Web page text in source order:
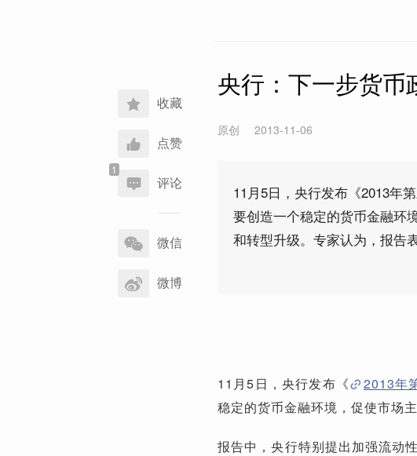
收藏
点赞
评论
享
到
微信
微博
央行：下一步货币
原创 2013-11-06
11月5日，央行发布《2013年
要创造一个稳定的货币金融环
和转型升级。专家认为，报告
11月5日，央行发布《 2013年
稳定的货币金融环境，促使市场
报告中，央行特别提出加强流动